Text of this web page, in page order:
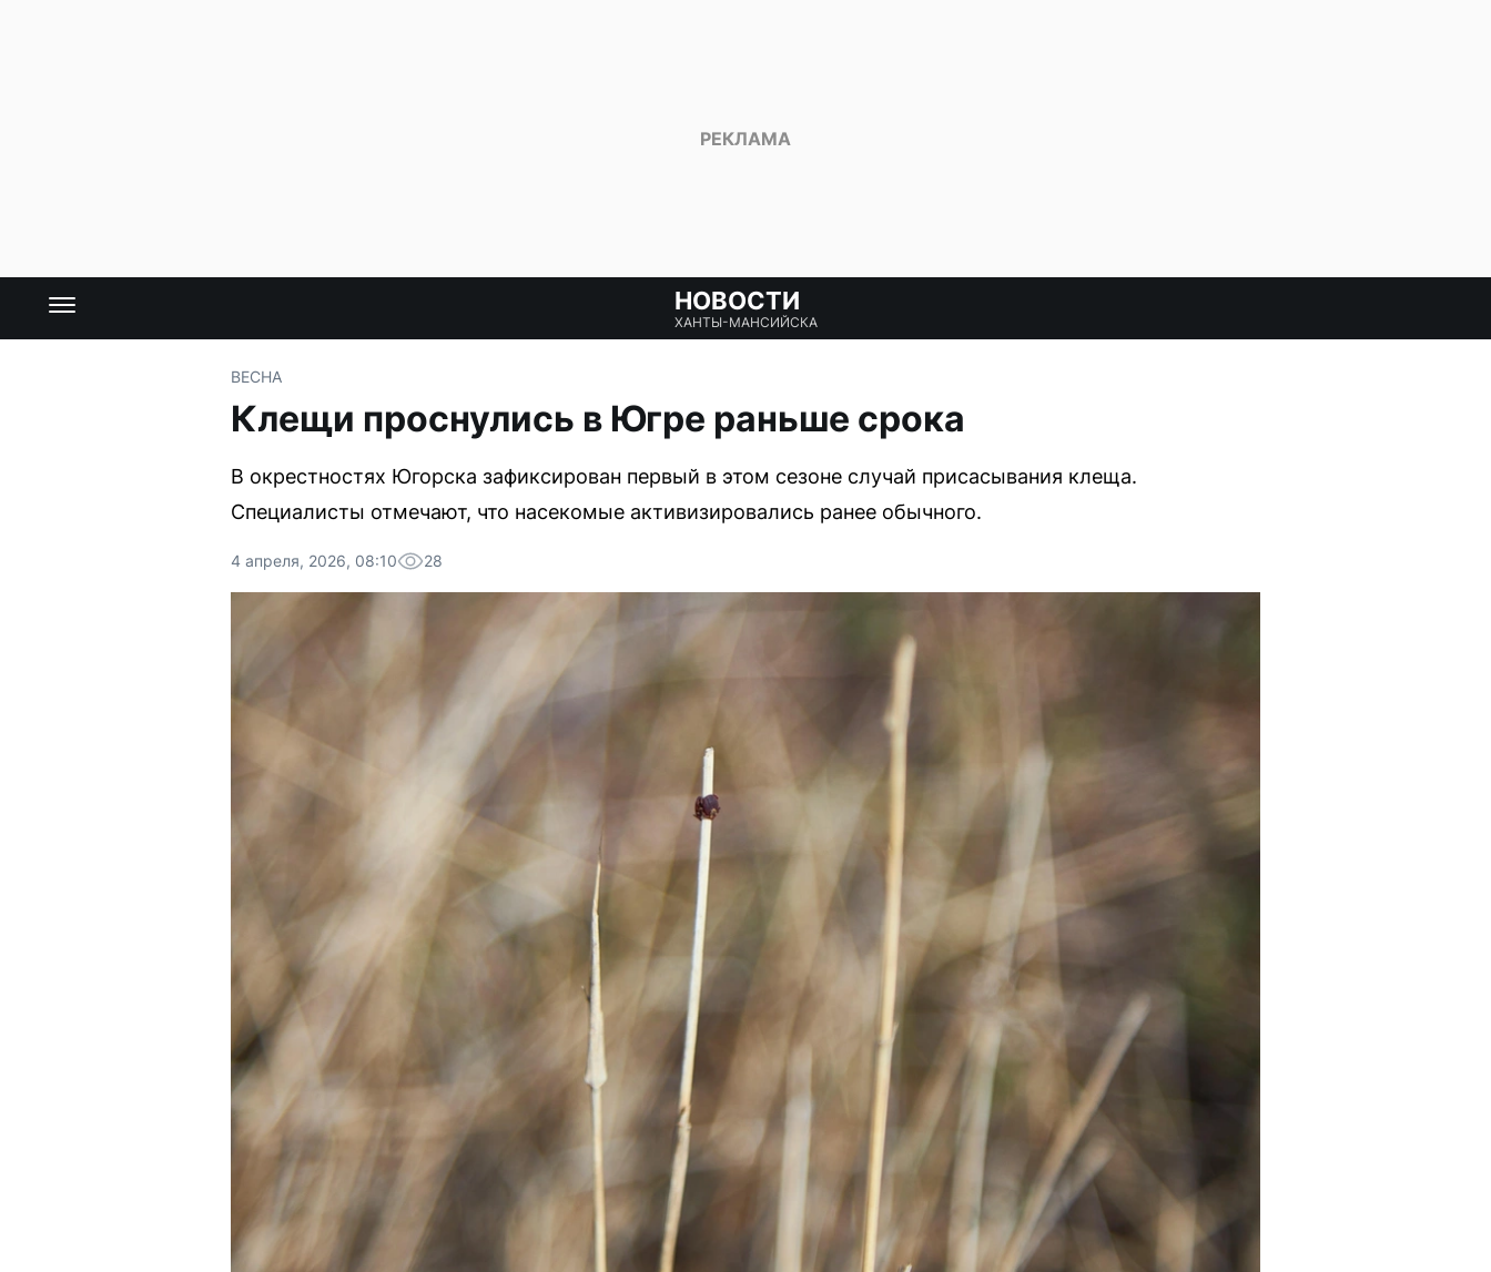
НОВОСТИ
ХАНТЫ-МАНСИЙСКА
ВЕСНА
Клещи проснулись в Югре раньше срока
В окрестностях Югорска зафиксирован первый в этом сезоне случай присасывания клеща.
Специалисты отмечают, что насекомые активизировались ранее обычного.
4 апреля, 2026, 08:10 28